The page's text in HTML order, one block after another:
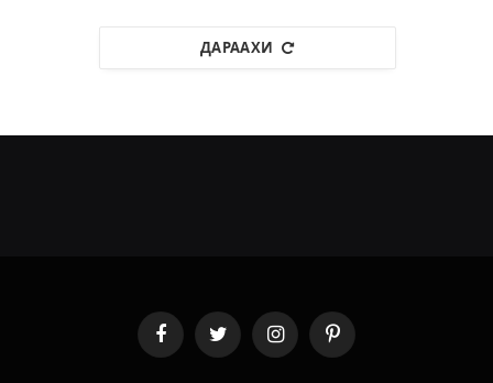
ДАРААХИ
FacebookTwitter InstagramPinterest